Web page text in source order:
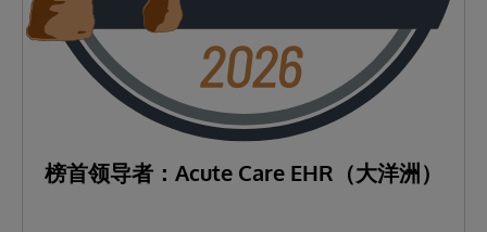
榜首领导者：Acute Care EHR（大洋洲）